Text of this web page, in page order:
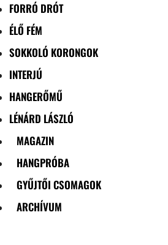
FORRÓ DRÓT
ÉLŐ FÉM
SOKKOLÓ KORONGOK
INTERJÚ
HANGERŐMŰ
LÉNÁRD LÁSZLÓ
MAGAZIN
HANGPRÓBA
GYŰJTŐI CSOMAGOK
ARCHÍVUM